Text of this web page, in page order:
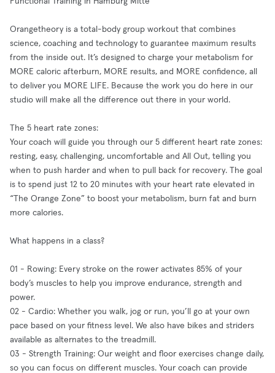
Orangetheory is a total-body group workout that combines
science, coaching and technology to guarantee maximum results
from the inside out. It’s designed to charge your metabolism for
MORE caloric afterburn, MORE results, and MORE confidence, all
to deliver you MORE LIFE. Because the work you do here in our
studio will make all the difference out there in your world.
The 5 heart rate zones:
Your coach will guide you through our 5 different heart rate zones:
resting, easy, challenging, uncomfortable and All Out, telling you
when to push harder and when to pull back for recovery. The goal
is to spend just 12 to 20 minutes with your heart rate elevated in
“The Orange Zone” to boost your metabolism, burn fat and burn
more calories.
What happens in a class?
01 - Rowing: Every stroke on the rower activates 85% of your
body’s muscles to help you improve endurance, strength and
power.
02 - Cardio: Whether you walk, jog or run, you’ll go at your own
pace based on your fitness level. We also have bikes and striders
available as alternates to the treadmill.
03 - Strength Training: Our weight and floor exercises change daily,
so you can focus on different muscles. Your coach can provide